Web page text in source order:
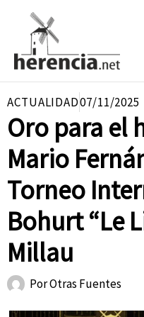
contenido
ACTUALIDAD07/11/2025
Oro para el
Mario
Torneo
Bohurt “Le
Millau
PorOtras Fuentes